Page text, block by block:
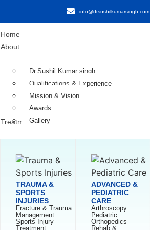
info@drsushilkumarsingh.com
Home
About
Dr.Sushil Kumar singh
Qualifications & Experience
Mission & Vision
Awards
Gallery
Treatment
TRAUMA &
SPORTS
INJURIES
Fracture & Trauma
Management
Sports Injury
Treatment
ADVANCED &
PEDIATRIC
CARE
Arthroscopy
Pediatric
Orthopedics
Rehab &